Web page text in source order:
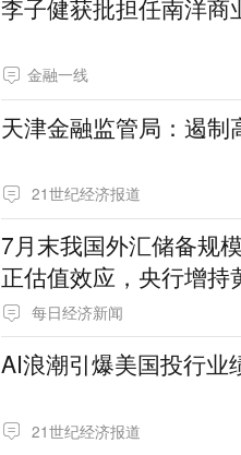
李子健获批担任南洋商
金融一线
天津金融监管局：遏
21世纪经济报道
7月末我国外汇储备规
正估值效应，央行增持
每日经济新闻
AI浪潮引爆美国投行业
21世纪经济报道